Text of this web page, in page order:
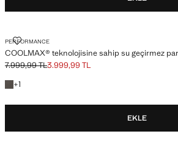
PERFORMANCE
COOLMAX® teknolojisine sahip su geçirmez
COOLMAX® TEKNOLOJISINE SAHIP SU
Üstü çizili ilk fiyat [7.999,99 TL ]
7.999,99 TL
Güncel fiyat [3.999,99 TL ]
3.999,99 TL
+1
+1 renk
EKLE